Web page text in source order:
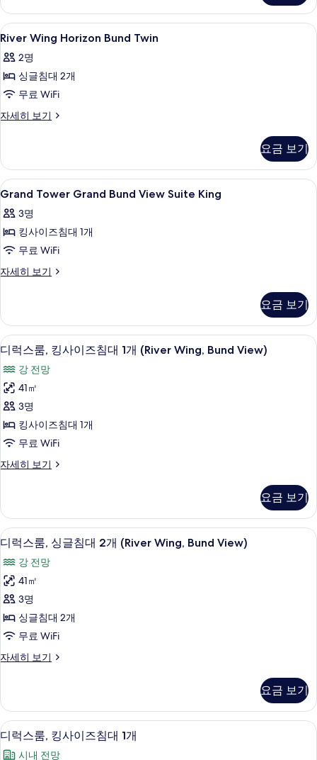
두
보
Twin
자
세
보
기
River
Wing
Horizon
Bund
Twin
사
두
보
1 개의 침실, 이집트산 면 시트, 고급 침
8
River Wing Horizon Bund Twin
2명
싱글침대 2개
무료 WiFi
자세히 보기
River
Twin
자
세
보
기
요금 보기
Grand
Tower
Grand
Bund
View
Suite
진
모
두
보
기
1 개의 침실, 이집트산 면 시트, 고급 침
10
Grand Tower Grand Bund View Suite King
3명
킹사이즈침대 1개
무료 WiFi
자세히 보기
Grand
View
Suite
King
자
세
히
기
요금 보기
디
럭
스
룸,
킹
사
이
즈
대
개
(River
Wing,
Bund
View)
사
진
모
보
기
17
디럭스룸, 킹사이즈침대 1개 (River Wing, Bund View)
강 전망
41㎡
3명
킹사이즈침대 1개
무료 WiFi
자세히 보기
디
킹
사
이
즈
침
대
개
(River
Wing,
Bund
View)
보
기
요금 보기
디
럭
스
룸,
싱
글
침
대
개
(River
Wing,
Bund
15
디럭스룸, 싱글침대 2개 (River Wing, Bund View)
강 전망
41㎡
3명
싱글침대 2개
무료 WiFi
자세히 보기
디
싱
글
침
대
요금 보기
디
럭
1 개의 침실, 이집트산 면 시트, 고급 침
13
디럭스룸, 킹사이즈침대 1개
시내 전망